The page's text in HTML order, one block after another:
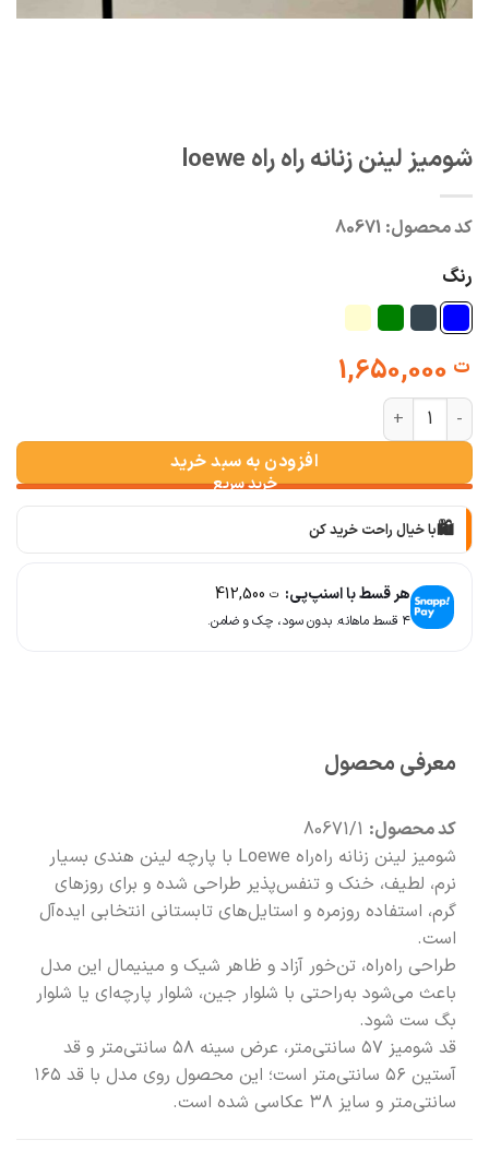
شومیز لینن زنانه راه راه loewe
کد محصول:80671
رنگ
ت1,650,000
شومیز لینن زنانه راه راه loewe عدد
افزودن به سبد خرید
🛍️با خیال راحت خرید کن
🚚سریع به دستت می‌رسه
هر قسط با اسنپ‌پی: ت412,500
۴ قسط ماهانه. بدون سود، چک و ضامن.
معرفی محصول
کد محصول: 80671/1
شومیز لینن زنانه راه‌راه Loewe با پارچه لینن هندی بسیار
نرم، لطیف، خنک و تنفس‌پذیر طراحی شده و برای روزهای
گرم، استفاده روزمره و استایل‌های تابستانی انتخابی ایده‌آل
است.
طراحی راه‌راه، تن‌خور آزاد و ظاهر شیک و مینیمال این مدل
باعث می‌شود به‌راحتی با شلوار جین، شلوار پارچه‌ای یا شلوار
بگ ست شود.
قد شومیز ۵۷ سانتی‌متر، عرض سینه ۵۸ سانتی‌متر و قد
آستین ۵۶ سانتی‌متر است؛ این محصول روی مدل با قد ۱۶۵
سانتی‌متر و سایز ۳۸ عکاسی شده است.